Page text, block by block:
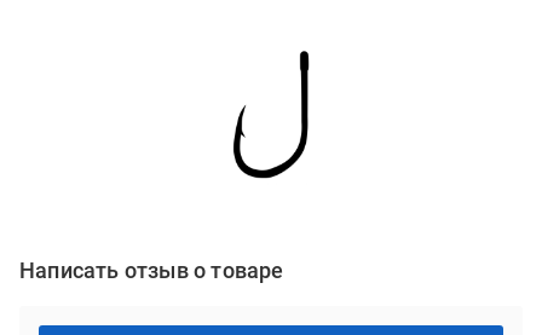
Написать отзыв о товаре